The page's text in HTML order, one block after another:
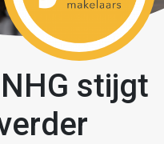
stijgt